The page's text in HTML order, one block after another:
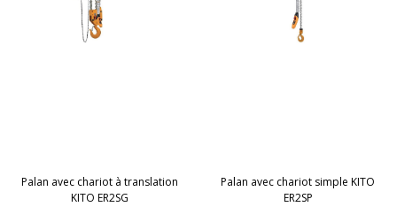
Palan avec chariot à translation
KITO ER2SG
Palan avec chariot simple KITO
ER2SP